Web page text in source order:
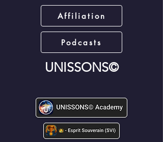
Affiliation
Podcasts
UNISSONS©